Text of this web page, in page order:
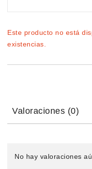
Este producto no está
existencias.
Valoraciones (0)
No hay valoraciones